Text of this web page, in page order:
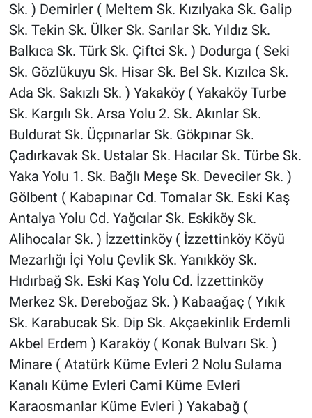
Sk. ) Demirler ( Meltem Sk. Kızılyaka Sk. Galip
Sk. Tekin Sk. Ülker Sk. Sarılar Sk. Yıldız Sk.
Balkıca Sk. Türk Sk. Çiftci Sk. ) Dodurga ( Seki
Sk. Gözlükuyu Sk. Hisar Sk. Bel Sk. Kızılca Sk.
Ada Sk. Sakızlı Sk. ) Yakaköy ( Yakaköy Turbe
Sk. Kargılı Sk. Arsa Yolu 2. Sk. Akınlar Sk.
Buldurat Sk. Üçpınarlar Sk. Gökpınar Sk.
Çadırkavak Sk. Ustalar Sk. Hacılar Sk. Türbe Sk.
Yaka Yolu 1. Sk. Bağlı Meşe Sk. Deveciler Sk. )
Gölbent ( Kabapınar Cd. Tomalar Sk. Eski Kaş
Antalya Yolu Cd. Yağcılar Sk. Eskiköy Sk.
Alihocalar Sk. ) İzzettinköy ( İzzettinköy Köyü
Mezarlığı İçi Yolu Çevlik Sk. Yanıkköy Sk.
Hıdırbağ Sk. Eski Kaş Yolu Cd. İzzettinköy
Merkez Sk. Dereboğaz Sk. ) Kabaağaç ( Yıkık
Sk. Karabucak Sk. Dip Sk. Akçaekinlik Erdemli
Akbel Erdem ) Karaköy ( Konak Bulvarı Sk. )
Minare ( Atatürk Küme Evleri 2 Nolu Sulama
Kanalı Küme Evleri Cami Küme Evleri
Karaosmanlar Küme Evleri ) Yakabağ (